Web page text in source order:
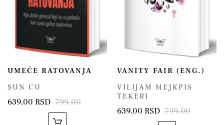
UMEĆE RATOVANJA
SUN CU
639,00 RSD 799.00
VANITY FAIR (ENG.)
VILIJAM MEJKPIS
TEKERI
639,00 RSD 799.00